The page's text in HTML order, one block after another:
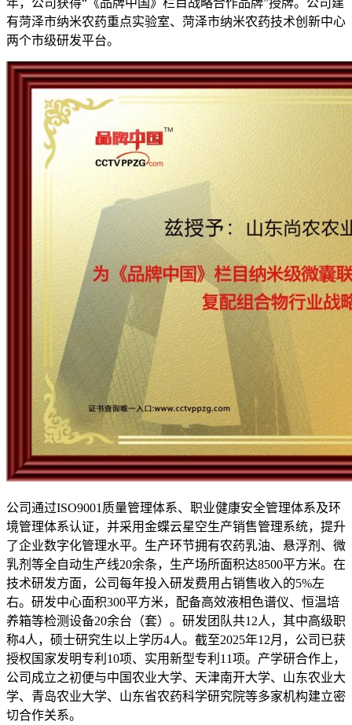
年，公司获得“《品牌中国》栏目战略合作品牌”授牌。公司建
有菏泽市纳米农药重点实验室、菏泽市纳米农药技术创新中心
两个市级研发平台。
公司通过ISO9001质量管理体系、职业健康安全管理体系及环
境管理体系认证，并采用金蝶云星空生产销售管理系统，提升
了企业数字化管理水平。生产环节拥有农药乳油、悬浮剂、微
乳剂等全自动生产线20余条，生产场所面积达8500平方米。在
技术研发方面，公司每年投入研发费用占销售收入的5%左
右。研发中心面积300平方米，配备高效液相色谱仪、恒温培
养箱等检测设备20余台（套）。研发团队共12人，其中高级职
称4人，硕士研究生以上学历4人。截至2025年12月，公司已获
授权国家发明专利10项、实用新型专利11项。产学研合作上，
公司成立之初便与中国农业大学、天津南开大学、山东农业大
学、青岛农业大学、山东省农药科学研究院等多家机构建立密
切合作关系。